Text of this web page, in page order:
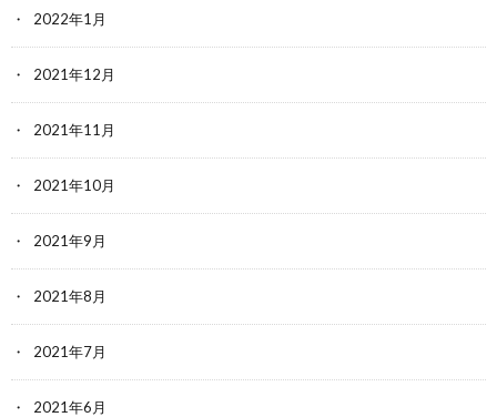
2022年1月
2021年12月
2021年11月
2021年10月
2021年9月
2021年8月
2021年7月
2021年6月